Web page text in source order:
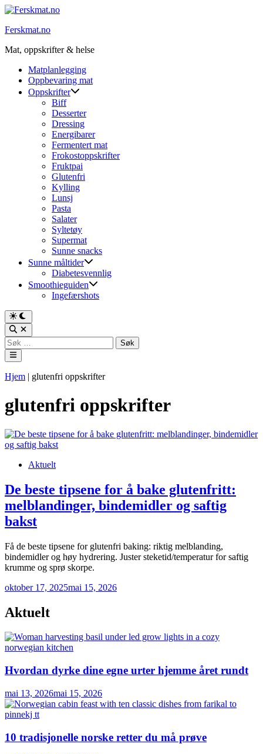
Skip
content
Ferskmat.no
Mat, oppskrifter & helse
Matplanlegging
Oppbevaring mat
Oppskrifter
Biff
Desserter
Dressing
Energibarer
Fermentert mat
Frokostoppskrifter
Fruktpai
Glutenfri
Kylling
Lunsj
Pasta
Salater
Syltetøy
Supermat
Sunne snacks
Sunne måltider
Diabetesvennlig
Smoothieguiden
Ingefærshots
Switch
to
dark
mode
Open
Search
Søk
etter:
Main
Menu
Hjem | glutenfri oppskrifter
glutenfri oppskrifter
Posted Aktuelt
De beste tipsene for å bake glutenfritt:
melblandinger, bindemidler og saftig
bakst
Få de beste tipsene for glutenfri baking: riktig melblanding,
bindemidler og høy hydrering. Juster steketid/temperatur for saftig
krumme og sprø skorpe.
oktober 17, 2025mai 15, 2026
Aktuelt
Hvordan dyrke dine egne urter hjemme året rundt
mai 13, 2026mai 15, 2026
10 tradisjonelle norske retter du må prøve